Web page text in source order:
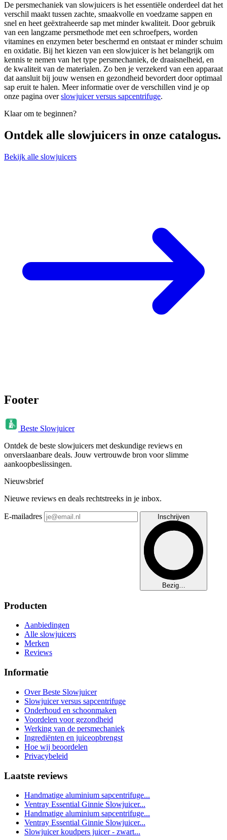
De persmechaniek van slowjuicers is het essentiële onderdeel dat het
verschil maakt tussen zachte, smaakvolle en voedzame sappen en
snel en heet geëxtraheerde sap met minder kwaliteit. Door gebruik
van een langzame persmethode met een schroefpers, worden
vitamines en enzymen beter beschermd en ontstaat er minder schuim
en oxidatie. Bij het kiezen van een slowjuicer is het belangrijk om
kennis te nemen van het type persmechaniek, de draaisnelheid, en
de kwaliteit van de materialen. Zo ben je verzekerd van een apparaat
dat aansluit bij jouw wensen en gezondheid bevordert door optimaal
sap eruit te halen. Meer informatie over de verschillen vind je op
onze pagina overslowjuicer versus sapcentrifuge.
Klaar om te beginnen?
Ontdek alle slowjuicers in onze catalogus.
Bekijk alle slowjuicers
Footer
Beste Slowjuicer
Ontdek de beste slowjuicers met deskundige reviews en
onverslaanbare deals. Jouw vertrouwde bron voor slimme
aankoopbeslissingen.
Nieuwsbrief
Nieuwe reviews en deals rechtstreeks in je inbox.
E-mailadres Inschrijven
Bezig…
Producten
Aanbiedingen
Alle slowjuicers
Merken
Reviews
Informatie
Over Beste Slowjuicer
Slowjuicer versus sapcentrifuge
Onderhoud en schoonmaken
Voordelen voor gezondheid
Werking van de persmechaniek
Ingrediënten en juiceopbrengst
Hoe wij beoordelen
Privacybeleid
Laatste reviews
Handmatige aluminium sapcentrifuge...
Ventray Essential Ginnie Slowjuicer...
Handmatige aluminium sapcentrifuge...
Ventray Essential Ginnie Slowjuicer...
Slowjuicer koudpers juicer - zwart...